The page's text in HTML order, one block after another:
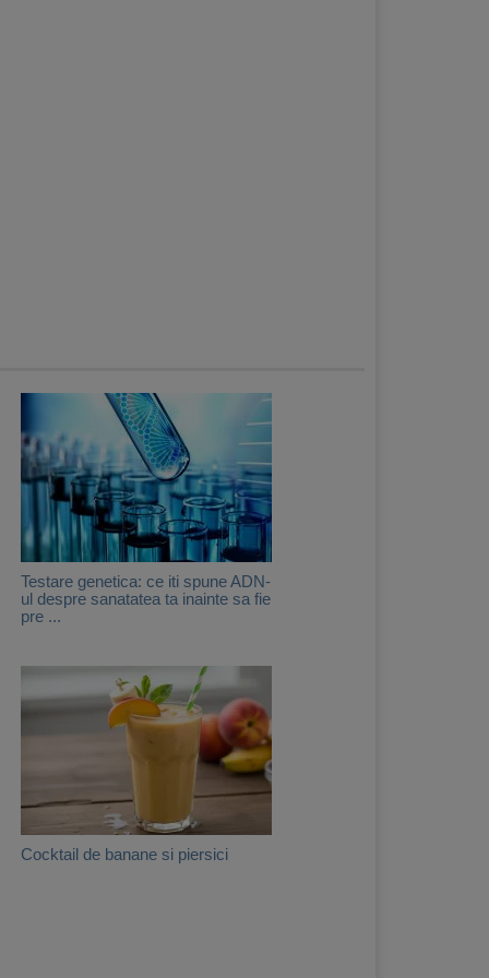
Testare genetica: ce iti spune ADN-
ul despre sanatatea ta inainte sa fie
pre ...
Cocktail de banane si piersici